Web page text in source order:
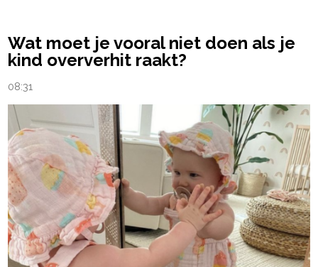
Wat moet je vooral niet doen als je
kind oververhit raakt?
08:31